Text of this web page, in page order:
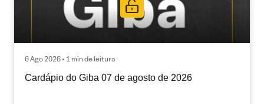
6 Ago 2026 • 1 min de leitura
Cardápio do Giba 07 de agosto de 2026